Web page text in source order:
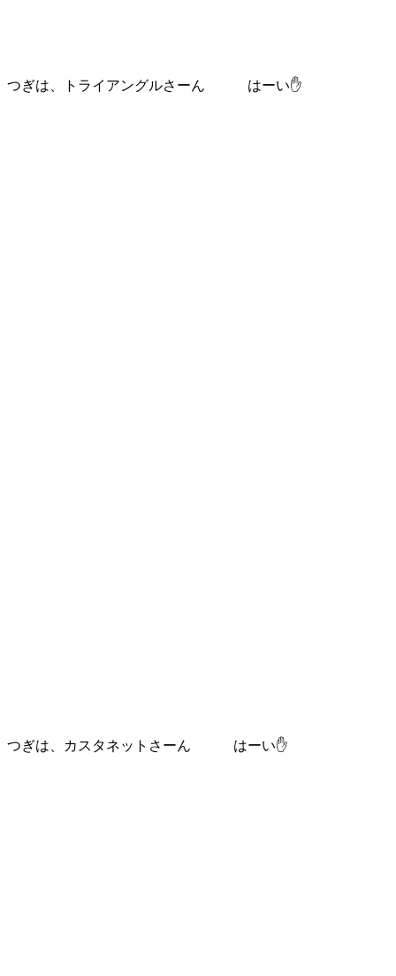
つぎは、トライアングルさーん はーい✋
つぎは、カスタネットさーん はーい✋